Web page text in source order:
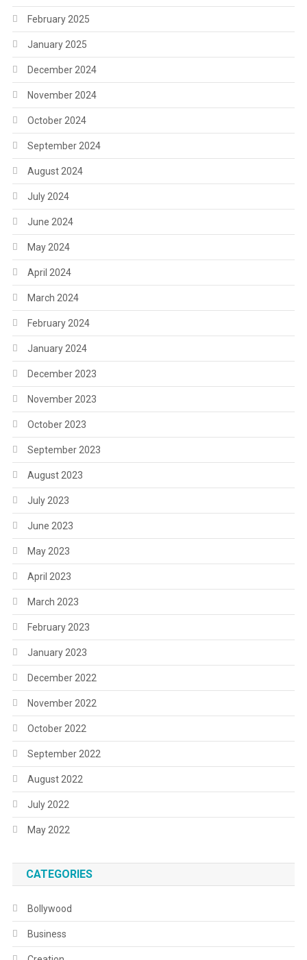
February 2025
January 2025
December 2024
November 2024
October 2024
September 2024
August 2024
July 2024
June 2024
May 2024
April 2024
March 2024
February 2024
January 2024
December 2023
November 2023
October 2023
September 2023
August 2023
July 2023
June 2023
May 2023
April 2023
March 2023
February 2023
January 2023
December 2022
November 2022
October 2022
September 2022
August 2022
July 2022
May 2022
CATEGORIES
Bollywood
Business